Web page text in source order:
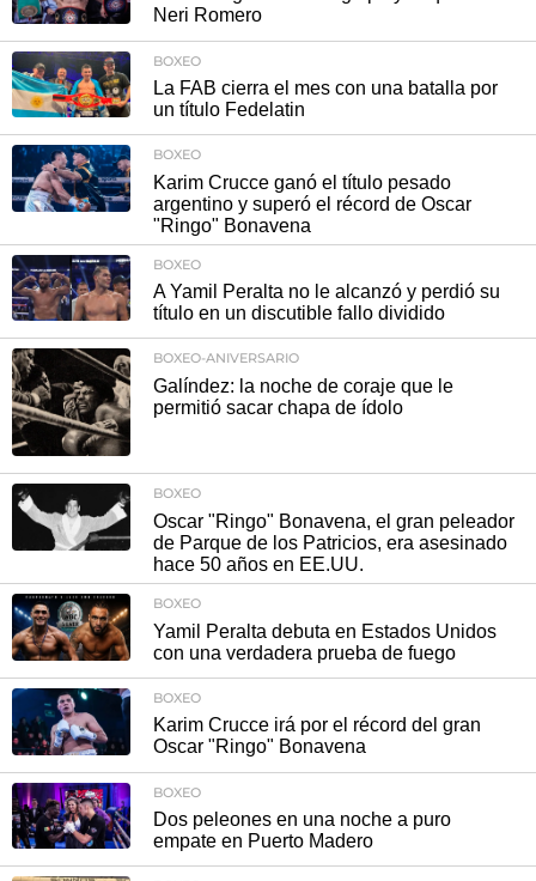
Neri Romero
BOXEO
La FAB cierra el mes con una batalla por
un título Fedelatin
BOXEO
Karim Crucce ganó el título pesado
argentino y superó el récord de Oscar
"Ringo" Bonavena
BOXEO
A Yamil Peralta no le alcanzó y perdió su
título en un discutible fallo dividido
BOXEO-ANIVERSARIO
Galíndez: la noche de coraje que le
permitió sacar chapa de ídolo
BOXEO
Oscar "Ringo" Bonavena, el gran peleador
de Parque de los Patricios, era asesinado
hace 50 años en EE.UU.
BOXEO
Yamil Peralta debuta en Estados Unidos
con una verdadera prueba de fuego
BOXEO
Karim Crucce irá por el récord del gran
Oscar "Ringo" Bonavena
BOXEO
Dos peleones en una noche a puro
empate en Puerto Madero